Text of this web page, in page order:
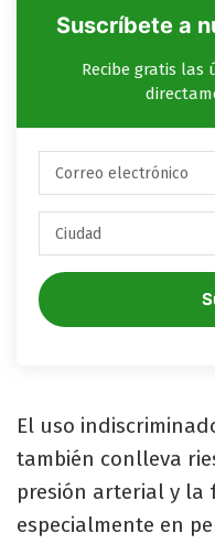
Suscríbete a
Recibe gratis
El uso
también conlleva
presión arterial y la
especialmente en